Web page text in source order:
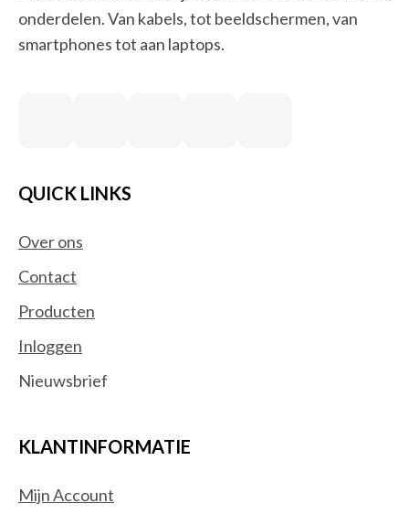
onderdelen. Van kabels, tot beeldschermen, van
smartphones tot aan laptops.
QUICK LINKS
Over ons
Contact
Producten
Inloggen
Nieuwsbrief
KLANTINFORMATIE
Mijn Account